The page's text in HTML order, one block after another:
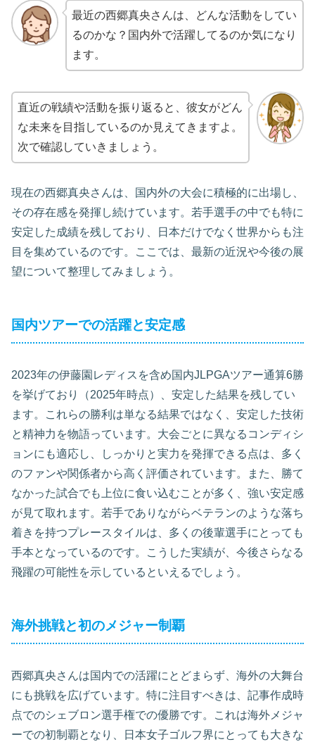
最近の西郷真央さんは、どんな活動をしてい
るのかな？国内外で活躍してるのか気になり
ます。
直近の戦績や活動を振り返ると、彼女がどん
な未来を目指しているのか見えてきますよ。
次で確認していきましょう。
現在の西郷真央さんは、国内外の大会に積極的に出場し、
その存在感を発揮し続けています。若手選手の中でも特に
安定した成績を残しており、日本だけでなく世界からも注
目を集めているのです。ここでは、最新の近況や今後の展
望について整理してみましょう。
国内ツアーでの活躍と安定感
2023年の伊藤園レディスを含め国内JLPGAツアー通算6勝
を挙げており（2025年時点）、安定した結果を残してい
ます。これらの勝利は単なる結果ではなく、安定した技術
と精神力を物語っています。大会ごとに異なるコンディシ
ョンにも適応し、しっかりと実力を発揮できる点は、多く
のファンや関係者から高く評価されています。また、勝て
なかった試合でも上位に食い込むことが多く、強い安定感
が見て取れます。若手でありながらベテランのような落ち
着きを持つプレースタイルは、多くの後輩選手にとっても
手本となっているのです。こうした実績が、今後さらなる
飛躍の可能性を示しているといえるでしょう。
海外挑戦と初のメジャー制覇
西郷真央さんは国内での活躍にとどまらず、海外の大舞台
にも挑戦を広げています。特に注目すべきは、記事作成時
点でのシェブロン選手権での優勝です。これは海外メジャ
ーでの初制覇となり、日本女子ゴルフ界にとっても大きな